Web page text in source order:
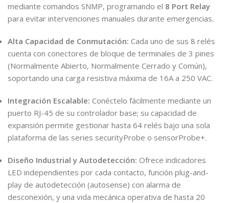
mediante comandos SNMP, programando el 8 Port Relay
para evitar intervenciones manuales durante emergencias.
Alta Capacidad de Conmutación: Cada uno de sus 8 relés
cuenta con conectores de bloque de terminales de 3 pines
(Normalmente Abierto, Normalmente Cerrado y Común),
soportando una carga resistiva máxima de 16A a 250 VAC.
Integración Escalable: Conéctelo fácilmente mediante un
puerto RJ-45 de su controlador base; su capacidad de
expansión permite gestionar hasta 64 relés bajo una sola
plataforma de las series securityProbe o sensorProbe+.
Diseño Industrial y Autodetección: Ofrece indicadores
LED independientes por cada contacto, función plug-and-
play de autodetección (autosense) con alarma de
desconexión, y una vida mecánica operativa de hasta 20